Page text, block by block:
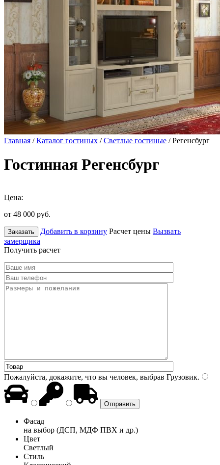
Главная /Каталог гостиных /Светлые гостиные / Регенсбург
Гостинная Регенсбург
Цена:
от 48 000 руб.
Заказать Добавить в корзину Расчет цены Вызвать
замерщика
Получить расчет
Пожалуйста, докажите, что вы человек, выбрав Грузовик.
Фасад
на выбор (ДСП, МДФ ПВХ и др.)
Цвет
Светлый
Стиль